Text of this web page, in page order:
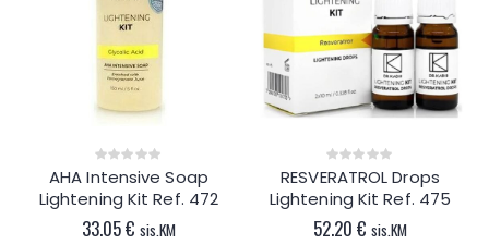
0
of
AHA Intensive Soap
Lightening Kit Ref. 472
33.05€ sis.KM
0
of
RESVERATROL Drops
Lightening Kit Ref. 475
52.20 € sis.KM